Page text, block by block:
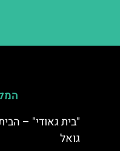
"בית גאודי" –
גואל